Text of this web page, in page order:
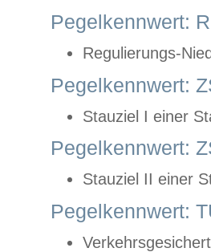
Pegelkennwert:
Regulierungs-
Pegelkennwert:
Stauziel I einer
Pegelkennwert:
Stauziel II einer
Pegelkennwert: